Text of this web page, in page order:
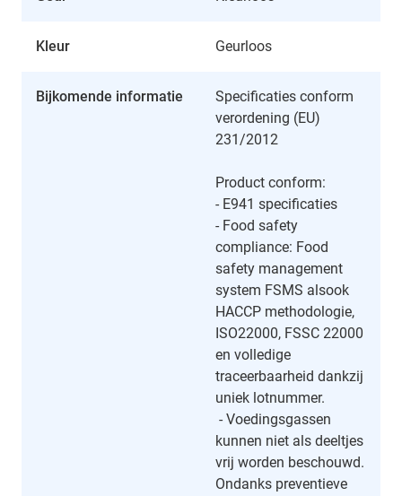
Kleur Geurloos
Bijkomende informatie
Specificaties conform
verordening (EU)
231/2012
Product conform:
- E941 specificaties
- Food safety
compliance: Food
safety management
system FSMS alsook
HACCP methodologie,
ISO22000, FSSC 22000
en volledige
traceerbaarheid dankzij
uniek lotnummer.
- Voedingsgassen
kunnen niet als deeltjes
vrij worden beschouwd.
Ondanks preventieve